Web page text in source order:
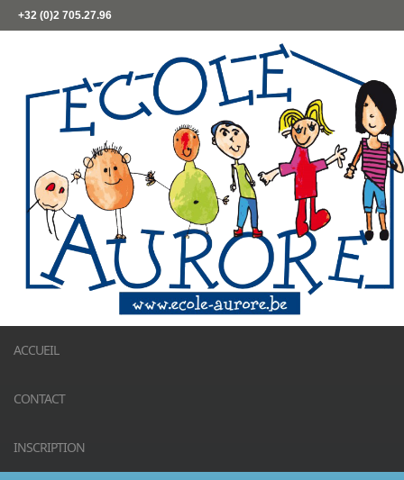
+32 (0)2 705.27.96
ACCUEIL
CONTACT
INSCRIPTION